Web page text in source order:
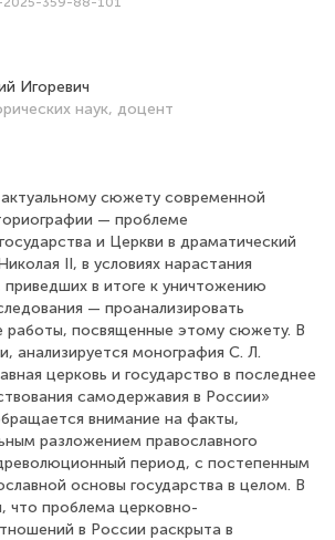
Игоревич
наук, доцент
сюжету современной
— проблеме
и Церкви в драматический
II, в условиях нарастания
приведших в итоге к уничтожению
— проанализировать
работы, посвященные этому сюжету. В
анализируется монография С. Л.
церковь и государство в последнее
самодержавия в России»
внимание на факты,
разложением православного
период, с постепенным
основы государства в целом. В
что проблема церковно-
в России раскрыта в